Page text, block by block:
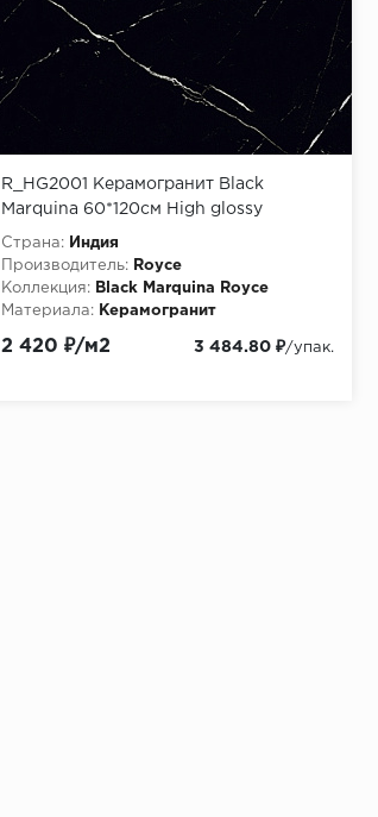
R_HG2001 Керамогранит Black
Marquina 60*120см High glossy
1,44м2(R_HG2001)
Страна:
Индия
Производитель:
Royce
Коллекция:
Black Marquina Royce
Материала:
Керамогранит
2 420 ₽/м2 3 484.80 ₽/упак.